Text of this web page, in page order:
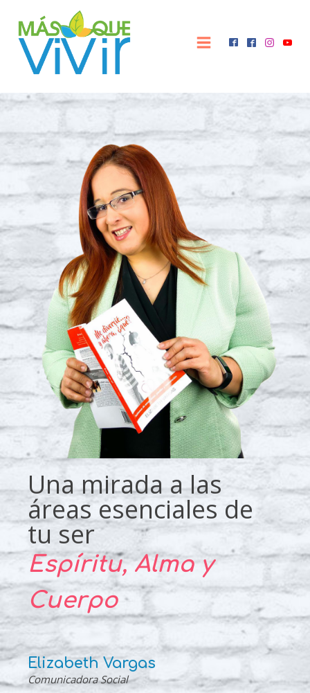
Una mirada a las
áreas esenciales de
tu ser
Espíritu, Alma y
Cuerpo
Elizabeth Vargas
Comunicadora Social